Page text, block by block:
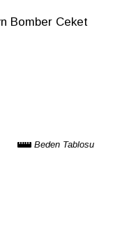
Bomber Ceket
Beden Tablosu